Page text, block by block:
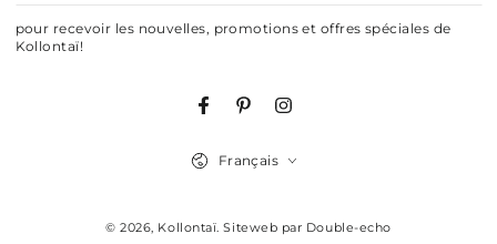
votre
email
pour recevoir les nouvelles, promotions et offres spéciales de
Kollontaï!
FacebookPinterestInstagram
© 2026, Kollontaï.Siteweb par Double-echo
Français